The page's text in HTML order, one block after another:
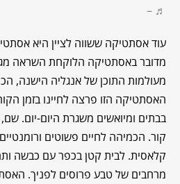
♬ –
עוד אסתטיקה ששווה לציין היא
מעולמות התוכן של אנגליה הישנה,
האסתטיקה הזו פרצה לחיינו בזמן
בבתים ומיואשים משגרת היום-יום.
קור. הכמיהה לחיים פשוטים ורומנטיים
קלאסית. לבית קטן בכפר עם כבשה
מרחבים של טבע פרוסים לפניך.